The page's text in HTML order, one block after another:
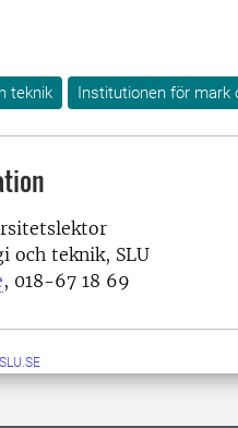
teknik Institutionen för mark
och teknik, SLU
, 018-67 18 69